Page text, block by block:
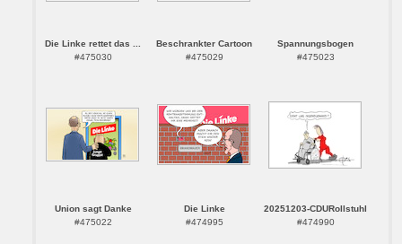
Die Linke rettet das ...
#475030
Beschrankter Cartoon
#475029
Spannungsbogen
#475023
Union sagt Danke
#475022
Die Linke
#474995
20251203-CDURollstuhl
#474990